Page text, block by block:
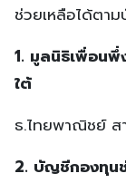
ช่วยเหลือได้ตา
1. มูลนิธิเพื่อน
ใต้
ธ.ไทยพาณิชย์ ส
2. บัญชีกองทุน